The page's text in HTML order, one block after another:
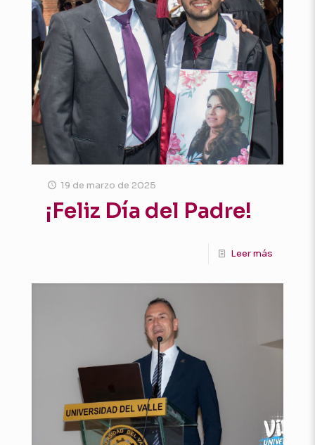
19 de marzo de 2025
¡Feliz Día del Padre!
Leer más